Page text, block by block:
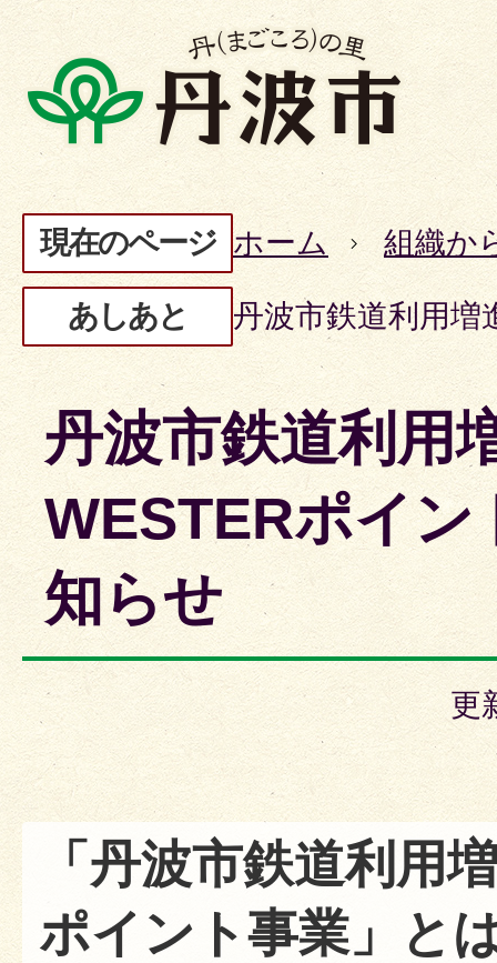
現在のページ ホーム 組織か
あしあと 丹波市鉄道利用
丹波市鉄道利用
WESTERポイン
知らせ
更
「丹波市鉄道利用
ポイント事業」と